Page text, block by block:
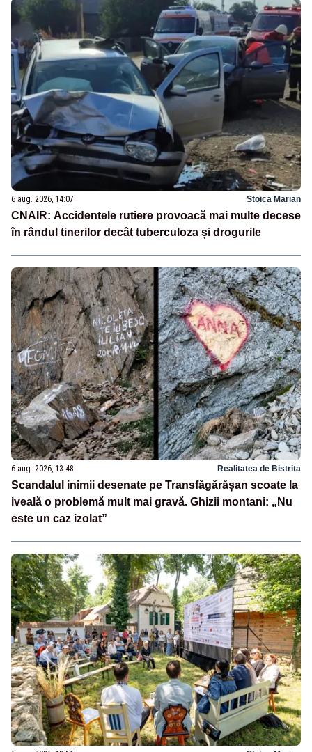
6 aug. 2026, 14:07 Stoica Marian
CNAIR: Accidentele rutiere provoacă mai multe decese
în rândul tinerilor decât tuberculoza și drogurile
6 aug. 2026, 13:48 Realitatea de Bistrita
Scandalul inimii desenate pe Transfăgărășan scoate la
iveală o problemă mult mai gravă. Ghizii montani: „Nu
este un caz izolat”